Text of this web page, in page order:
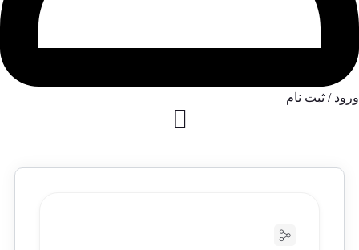
ورود / ثبت نام